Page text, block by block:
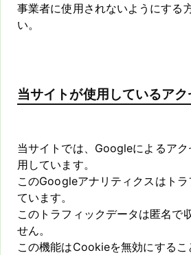
事業者に使用されないようにする
い。
当サイトが使用しているア
当サイトでは、Googleによるア
用しています。
このGoogleアナリティクスはト
ています。
このトラフィックデータは匿名で
せん。
この機能はCookieを無効にする